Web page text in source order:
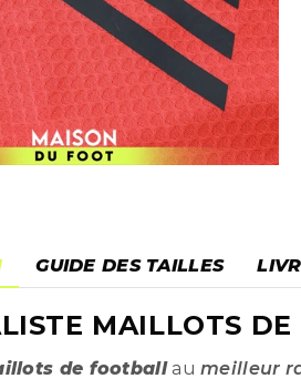
GUIDE DES TAILLES
MAILLOTS
de footballaumeilleur